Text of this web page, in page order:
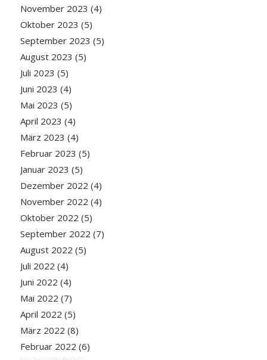
November 2023 (4)
Oktober 2023 (5)
September 2023 (5)
August 2023 (5)
Juli 2023 (5)
Juni 2023 (4)
Mai 2023 (5)
April 2023 (4)
März 2023 (4)
Februar 2023 (5)
Januar 2023 (5)
Dezember 2022 (4)
November 2022 (4)
Oktober 2022 (5)
September 2022 (7)
August 2022 (5)
Juli 2022 (4)
Juni 2022 (4)
Mai 2022 (7)
April 2022 (5)
März 2022 (8)
Februar 2022 (6)